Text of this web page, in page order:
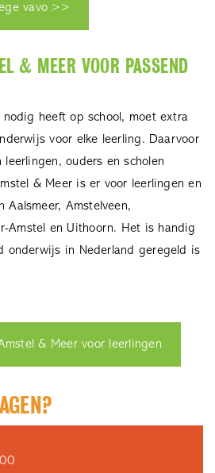
vavo >>
& MEER VOOR PASSEND
heeft op school, moet extra
voor elke leerling. Daarvoor
ouders en scholen
& Meer is er voor leerlingen en
Aalsmeer, Amstelveen,
Amstel en Uithoorn. Het is handig
onderwijs in Nederland geregeld is
& Meer voor leerlingen